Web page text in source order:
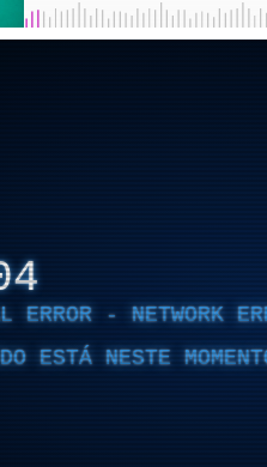
ERROR - NETWORK
ESTÁ NESTE